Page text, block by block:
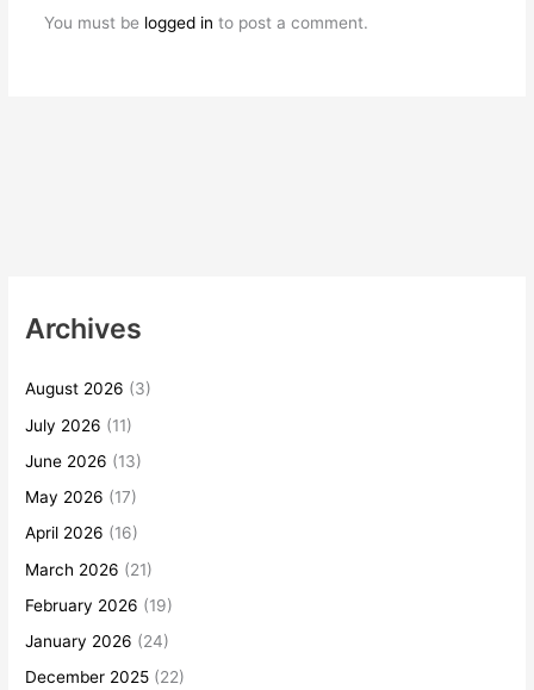
You must be logged in to post a comment.
Archives
August 2026 (3)
July 2026 (11)
June 2026 (13)
May 2026 (17)
April 2026 (16)
March 2026 (21)
February 2026 (19)
January 2026 (24)
December 2025 (22)